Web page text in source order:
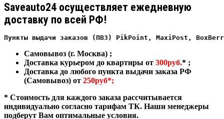
Saveauto24 осуществляет ежедневную
доставку по всей РФ!
Пункты выдачи заказов (ПВЗ) PikPoint, MaxiPost,
Самовывоз (г. Москва) ;
Доставка курьером до квартиры от 300руб.* ;
Доставка до любого пункта выдачи заказа РФ
(Самовывоз) от 250руб*;
* Стоимость для каждого заказа рассчитывается
индивидуально согласно тарифам ТК. Наши менеджеры
подберут Вам оптимальные условия.